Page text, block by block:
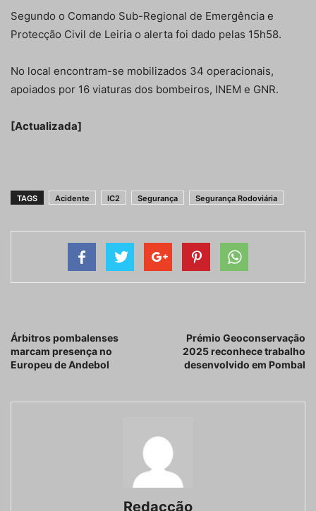
Segundo o Comando Sub-Regional de Emergência e
Protecção Civil de Leiria o alerta foi dado pelas 15h58.
No local encontram-se mobilizados 34 operacionais,
apoiados por 16 viaturas dos bombeiros, INEM e GNR.
[Actualizada]
TAGS Acidente IC2 Segurança Segurança Rodoviária
Árbitros pombalenses
marcam presença no
Europeu de Andebol
Prémio Geoconservação
2025 reconhece trabalho
desenvolvido em Pombal
Redacção